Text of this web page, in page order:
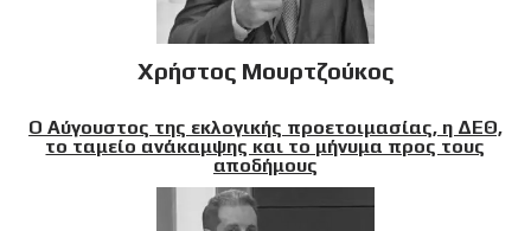
Χρήστος Μουρτζούκος
Ο Αύγουστος της εκλογικής προετοιμασίας, η ΔΕΘ,
το ταμείο ανάκαμψης και το μήνυμα προς τους
αποδήμους